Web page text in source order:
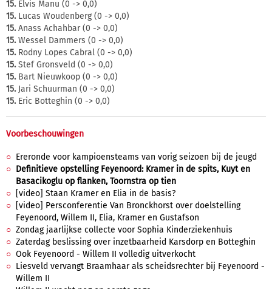
15.Elvis Manu (0 -> 0,0)
15.Lucas Woudenberg (0 -> 0,0)
15.Anass Achahbar (0 -> 0,0)
15.Wessel Dammers (0 -> 0,0)
15.Rodny Lopes Cabral (0 -> 0,0)
15.Stef Gronsveld (0 -> 0,0)
15.Bart Nieuwkoop (0 -> 0,0)
15.Jari Schuurman (0 -> 0,0)
15.Eric Botteghin (0 -> 0,0)
Voorbeschouwingen
Ereronde voor kampioensteams van vorig seizoen bij de jeugd
Definitieve opstelling Feyenoord: Kramer in de spits, Kuyt en
Basacikoglu op flanken, Toornstra op tien
[video] Staan Kramer en Elia in de basis?
[video] Persconferentie Van Bronckhorst over doelstelling
Feyenoord, Willem II, Elia, Kramer en Gustafson
Zondag jaarlijkse collecte voor Sophia Kinderziekenhuis
Zaterdag beslissing over inzetbaarheid Karsdorp en Botteghin
Ook Feyenoord - Willem II volledig uitverkocht
Liesveld vervangt Braamhaar als scheidsrechter bij Feyenoord -
Willem II